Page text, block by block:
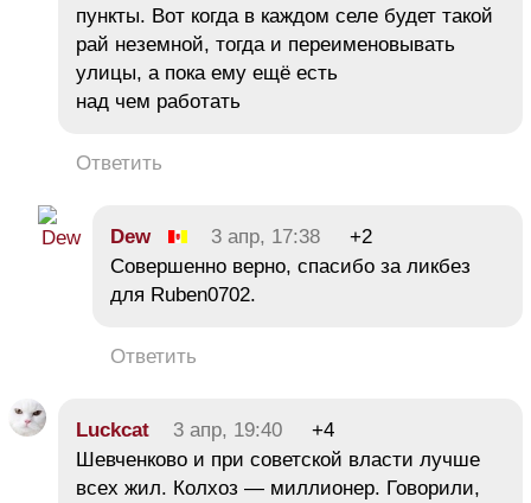
пункты. Вот когда в каждом селе будет такой
рай неземной, тогда и переименовывать
улицы, а пока ему ещё есть
над чем работать
Ответить
Dew 3 апр, 17:38
+2
Совершенно верно, спасибо за ликбез
для Ruben0702.
Ответить
Luckcat 3 апр, 19:40
+4
Шевченково и при советской власти лучше
всех жил. Колхоз — миллионер. Говорили,